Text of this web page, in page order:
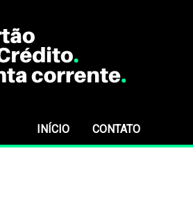
INÍCIO CONTATO